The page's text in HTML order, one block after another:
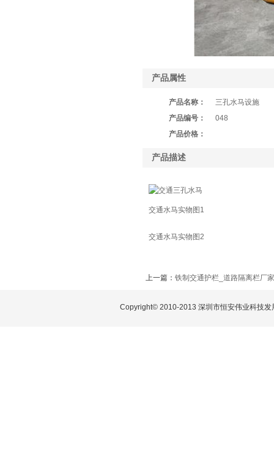
产品属性
产品名称：
三孔水马设施
产品编号：
048
产品价格：
产品描述
交通水马实物图1
交通水马实物图2
上一篇： 铁制交通护栏_道路隔离栏厂家
Copyright© 2010-2013 深圳市恒安伟业科技